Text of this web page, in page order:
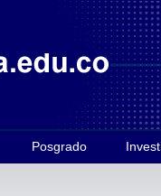
Posgrado